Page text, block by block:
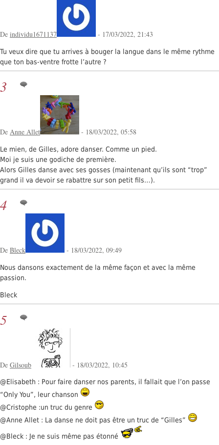
De individu1671137 - 17/03/2022, 21:43
Tu veux dire que tu arrives à bouger la langue dans le même rythme
que ton bas-ventre frotte l’autre ?
3
De Anne Allet - 18/03/2022, 05:58
Le mien, de Gilles, adore danser. Comme un pied.
Moi je suis une godiche de première.
Alors Gilles danse avec ses gosses (maintenant qu’ils sont “trop”
grand il va devoir se rabattre sur son petit fils…).
4
De Bleck - 18/03/2022, 09:49
Nous dansons exactement de la même façon et avec la même
passion.
Bleck
5
De Gilsoub - 18/03/2022, 10:45
@Elisabeth : Pour faire danser nos parents, il fallait que l’on passe
“Only You”, leur chanson
@Cristophe :un truc du genre
@Anne Allet : La danse ne doit pas être un truc de “Gilles”
@Bleck : Je ne suis même pas étonné